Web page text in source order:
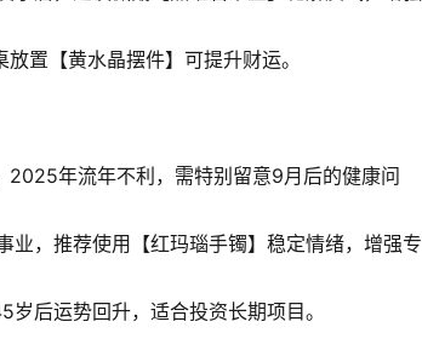
置【黄水晶摆件】可提升财运。
年流年不利，需特别留意9月后的健康问
业，推荐使用【红玛瑙手镯】稳定情绪，增强专
后运势回升，适合投资长期项目。